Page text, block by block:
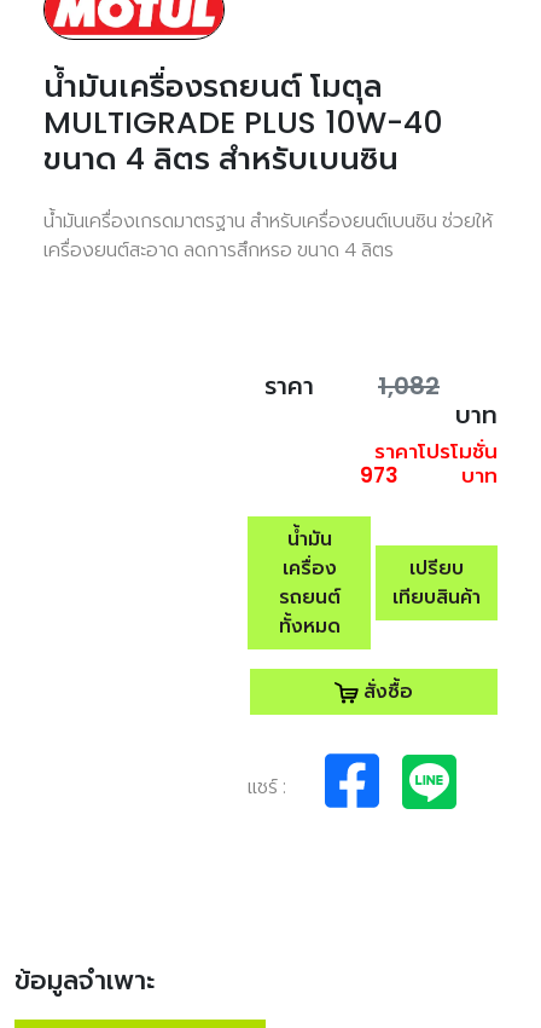
น้ำมันเครื่องรถยนต์ โมตุล
MULTIGRADE PLUS 10W-40
ขนาด 4 ลิตร สำหรับเบนซิน
น้ำมันเครื่องเกรดมาตรฐาน สำหรับเครื่องยนต์เบนซิน ช่วยให้
เครื่องยนต์สะอาด ลดการสึกหรอ ขนาด 4 ลิตร
ราคา
1,082
บาท
ราคาโปรโมชั่น
973
บาท
น้ำมัน
เครื่อง
รถยนต์
ทั้งหมด
เปรียบ
เทียบสินค้า
สั่งซื้อ
แชร์ :
ข้อมูลจำเพาะ